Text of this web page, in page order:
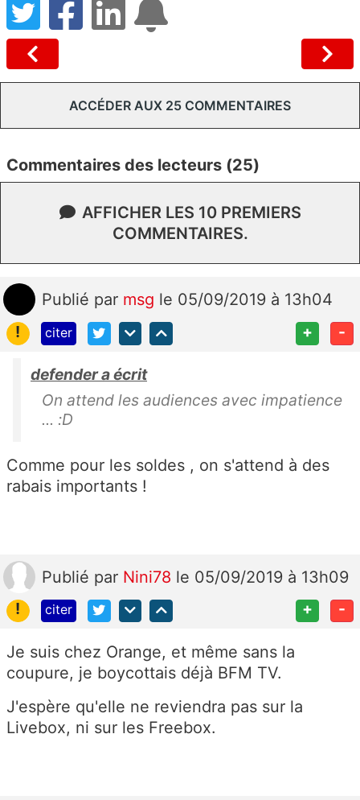
ACCÉDER AUX 25 COMMENTAIRES
Commentaires des lecteurs (25)
AFFICHER LES 10 PREMIERS
COMMENTAIRES.
Publié par msg le 05/09/2019 à 13h04
!
citer + -
defender a écrit
On attend les audiences avec impatience
... :D
Comme pour les soldes , on s'attend à des
rabais importants !
Publié par Nini78 le 05/09/2019 à 13h09
!
citer + -
Je suis chez Orange, et même sans la
coupure, je boycottais déjà BFM TV.
J'espère qu'elle ne reviendra pas sur la
Livebox, ni sur les Freebox.